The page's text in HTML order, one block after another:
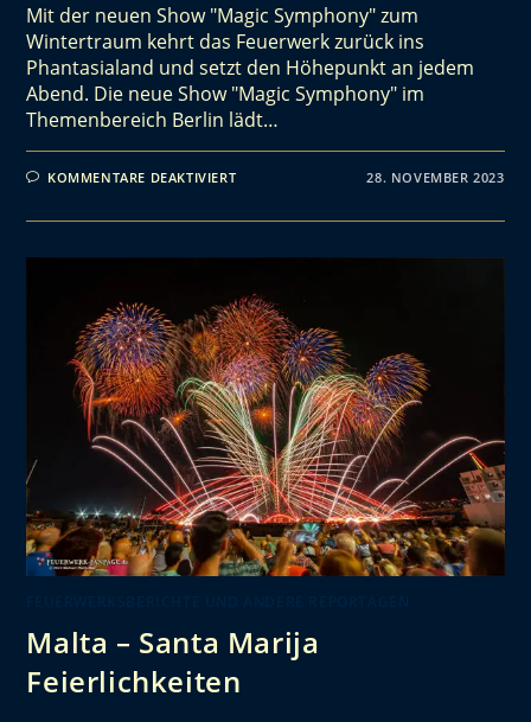
Mit der neuen Show "Magic Symphony" zum
Wintertraum kehrt das Feuerwerk zurück ins
Phantasialand und setzt den Höhepunkt an jedem
Abend. Die neue Show "Magic Symphony" im
Themenbereich Berlin lädt…
KOMMENTARE DEAKTIVIERT 28. NOVEMBER 2023
Malta – Santa Marija
Feierlichkeiten